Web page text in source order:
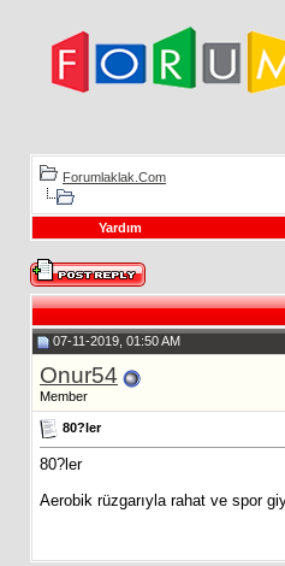
Forumlaklak.Com
Yardım
07-11-2019, 01:50 AM
Onur54
Member
80?ler
80?ler
Aerobik rüzgarıyla rahat ve spor